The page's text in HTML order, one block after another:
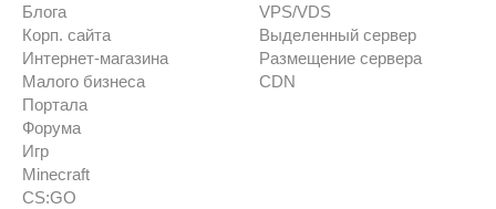
Блога
Корп. сайта
Интернет-магазина
Малого бизнеса
Портала
Форума
Игр
Minecraft
CS:GO
VPS/VDS
Выделенный сервер
Размещение сервера
CDN